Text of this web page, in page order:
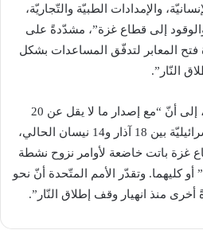
والإمدادات الطبيّة والتّجاريّة،
والوقود إلى ​قطاع غزة​”، مشدّدةً على
فتح المعابر لتدفّق المساعدات بشكل
النّار”.
وكانت قد لفتت الوكالة أمس، إلى أنّ “مع إصدار ما لا يقل عن 20
أمر نزوح من قبل القوّات الإسرائيليّة بين 18 آذار و14 نيسان الحالي،
قطاع غزة باتت خاضعة لأوامر نزوح نشطة
كليهما. وتقدّر الأمم المتّحدة أنّ نحو